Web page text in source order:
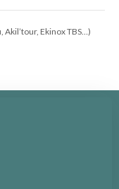
Akil’tour, Ekinox TBS…)